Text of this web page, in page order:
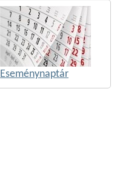
Eseménynaptár